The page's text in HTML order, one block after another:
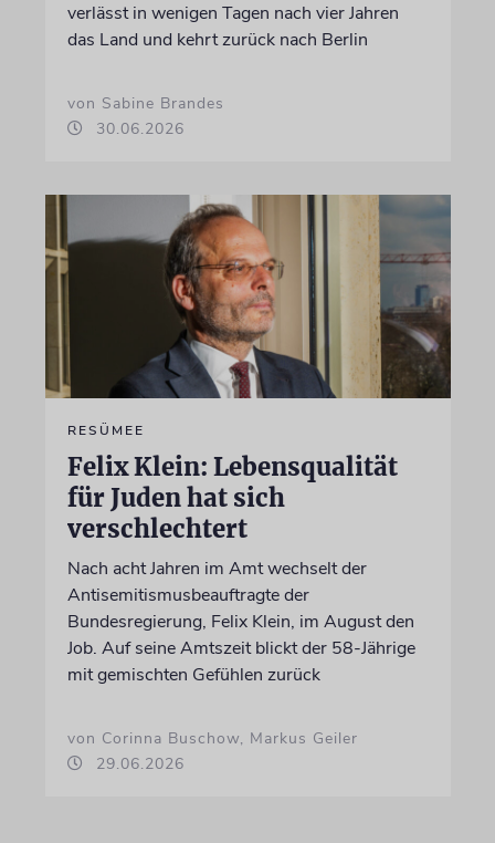
verlässt in wenigen Tagen nach vier Jahren
das Land und kehrt zurück nach Berlin
von Sabine Brandes
30.06.2026
RESÜMEE
Felix Klein: Lebensqualität
für Juden hat sich
verschlechtert
Nach acht Jahren im Amt wechselt der
Antisemitismusbeauftragte der
Bundesregierung, Felix Klein, im August den
Job. Auf seine Amtszeit blickt der 58-Jährige
mit gemischten Gefühlen zurück
von Corinna Buschow, Markus Geiler
29.06.2026